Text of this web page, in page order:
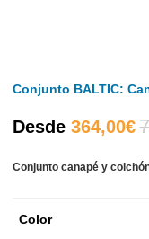
Conjunto BALTIC:
Desde 364,00€
Conjunto canapé y
Color